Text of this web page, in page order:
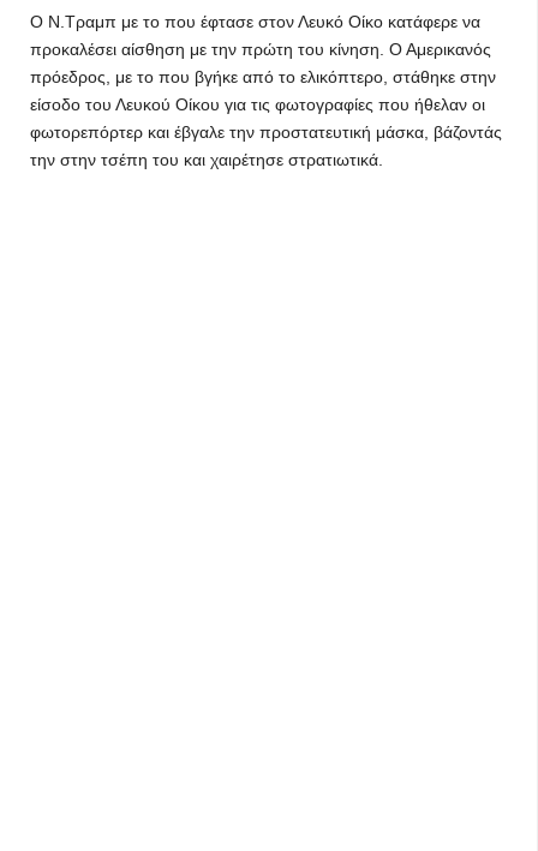
Ο Ν.Τραμπ με το που έφτασε στον Λευκό Οίκο κατάφερε να
προκαλέσει αίσθηση με την πρώτη του κίνηση. Ο Αμερικανός
πρόεδρος, με το που βγήκε από το ελικόπτερο, στάθηκε στην
είσοδο του Λευκού Οίκου για τις φωτογραφίες που ήθελαν οι
φωτορεπόρτερ και έβγαλε την προστατευτική μάσκα, βάζοντάς
την στην τσέπη του και χαιρέτησε στρατιωτικά.